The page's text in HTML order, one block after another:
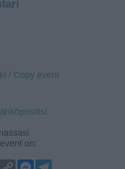
/ Copy event
on:
CopyMessenger